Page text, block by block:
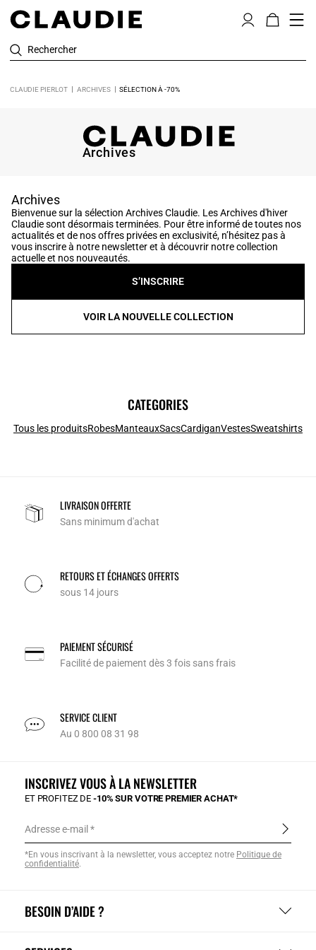
Rechercher
CLAUDIE PIERLOT ARCHIVES SÉLECTION À -70%
Archives
Archives
Bienvenue sur la sélection Archives Claudie. Les Archives d'hiver
Claudie sont désormais terminées. Pour être informé de toutes nos
actualités et de nos offres privées en exclusivité, n’hésitez pas à
vous inscrire à notre newsletter et à découvrir notre collection
actuelle et nos nouveautés.
S’INSCRIRE
VOIR LA NOUVELLE COLLECTION
CATEGORIES
Tous les produitsRobesManteauxSacsCardiganVestesSweatshirts
LIVRAISON OFFERTE
Sans minimum d'achat
RETOURS ET ÉCHANGES OFFERTS
sous 14 jours
PAIEMENT SÉCURISÉ
Facilité de paiement dès 3 fois sans frais
SERVICE CLIENT
Au 0 800 08 31 98
BESOIN D’AIDE ?
INSCRIVEZ VOUS À LA NEWSLETTER
ET PROFITEZ DE-10% SUR VOTRE PREMIER ACHAT*
Adresse e-mail
*En vous inscrivant à la newsletter, vous acceptez notre Politique de
confidentialité.